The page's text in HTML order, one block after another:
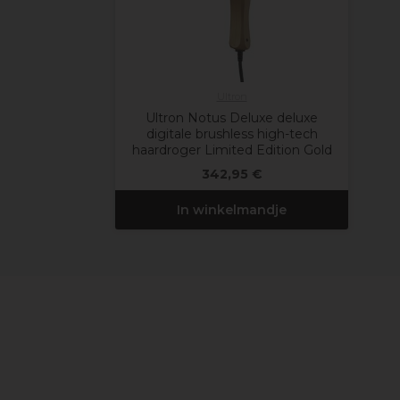
Ultron Notus Deluxe deluxe
digitale brushless high-tech
haardroger Limited Edition Gold
342,95 €
In winkelmandje